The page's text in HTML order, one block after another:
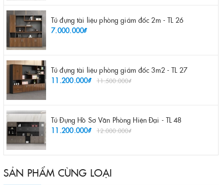
Tủ đựng tài liệu phòng giám đốc 2m - TL 26
7.000.000₫
Tủ đựng tài liệu phòng giám đốc 3m2 - TL 27
11.200.000₫
11.500.000₫
Tủ Đựng Hồ Sơ Văn Phòng Hiện Đại - TL 48
11.200.000₫
12.000.000₫
SẢN PHẨM CÙNG LOẠI